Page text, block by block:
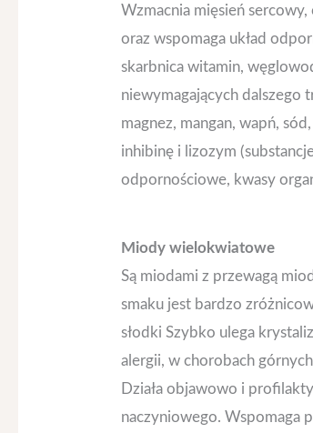
Wzmacnia mięsień
oraz wspomaga układ
skarbnica witamin,
niewymagających dalszego
magnez, mangan, wapń,
inhibinę i lizozym
odpornościowe, kwasy
Miody wielokwiatowe
Są miodami z przewagą
smaku jest bardzo
słodki Szybko ulega
alergii, w chorobach
Działa objawowo i
naczyniowego. Wspomaga